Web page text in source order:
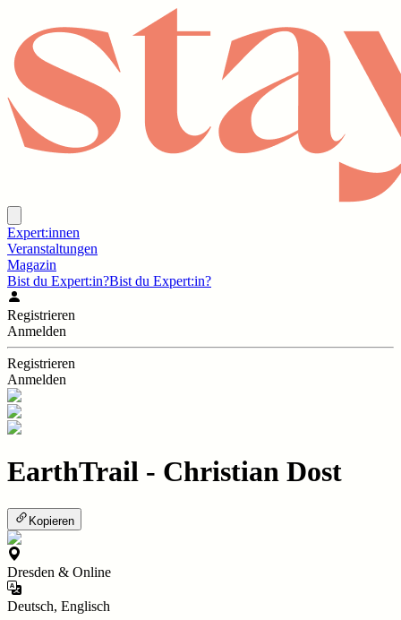
Expert:innen
Veranstaltungen
Magazin
Bist du Expert:in?Bist du Expert:in?
Registrieren
Anmelden
Registrieren
Anmelden
EarthTrail - Christian Dost
Kopieren
Dresden & Online
Deutsch, Englisch